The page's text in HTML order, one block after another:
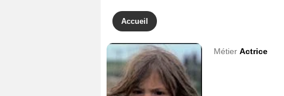
Accueil
Métier Actrice